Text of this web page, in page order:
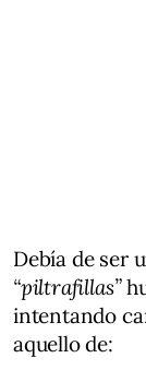
Debía de ser
“piltrafillas”
intentando
aquello de: